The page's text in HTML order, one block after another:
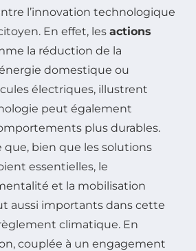
l’innovation technologique
En effet, les actions
la réduction de la
domestique ou
électriques, illustrent
peut également
plus durables.
que, bien que les solutions
essentielles, le
et la mobilisation
aussi importants dans cette
climatique. En
couplée à un engagement